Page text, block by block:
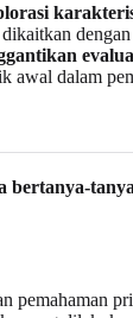
awal dalam
bertanya-
pemahaman